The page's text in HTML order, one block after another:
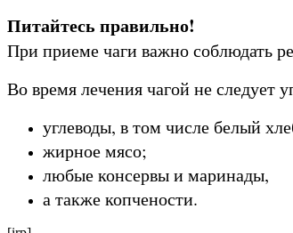
Питайтесь правильно!
При приеме чаги важно соблюдать
Во время лечения чагой не следует
углеводы, в том числе белый
жирное мясо;
любые консервы и маринады,
а также копчености.